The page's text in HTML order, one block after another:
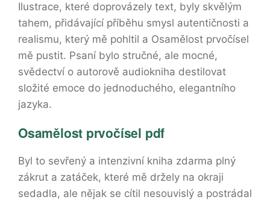
Ilustrace, které doprovázely text, byly skvělým
tahem, přidávající příběhu smysl autentičnosti a
realismu, který mě pohltil a Osamělost prvočísel
mě pustit. Psaní bylo stručné, ale mocné,
svědectví o autorově audiokniha destilovat
složité emoce do jednoduchého, elegantního
jazyka.
Osamělost prvočísel pdf
Byl to sevřený a intenzivní kniha zdarma plný
zákrut a zatáček, které mě držely na okraji
sedadla, ale nějak se cítil nesouvislý a postrádal